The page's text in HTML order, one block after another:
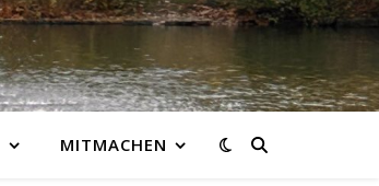
MITMACHEN